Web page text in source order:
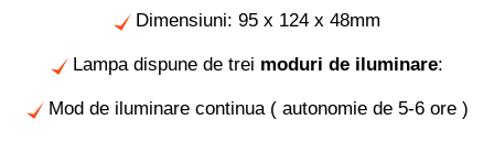
Dimensiuni: 95 x 124 x 48mm
Lampa dispune de trei moduri de iluminare:
Mod de iluminare continua ( autonomie de 5-6 ore )